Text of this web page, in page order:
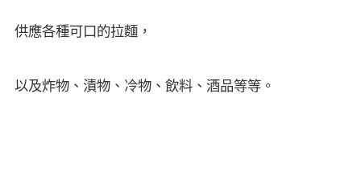
供應各種可口的拉麵，
以及炸物、漬物、冷物、飲料、酒品等等。